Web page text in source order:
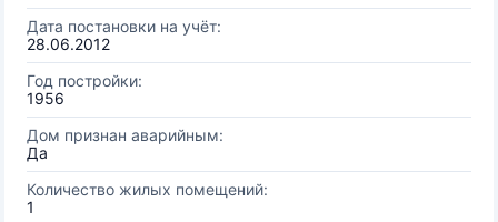
Дата постановки на учёт:
28.06.2012
Год постройки:
1956
Дом признан аварийным:
Да
Количество жилых помещений:
1